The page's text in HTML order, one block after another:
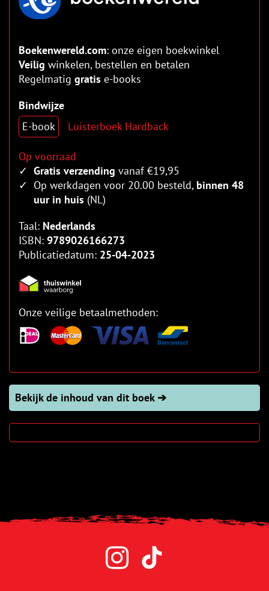
Boekenwereld.com: onze eigen boekwinkel
Veilig winkelen, bestellen en betalen
Regelmatig gratis e-books
Bindwijze
E-book
Luisterboek Hardback
Op voorraad
Gratis verzending vanaf €19,95
Op werkdagen voor 20.00 besteld, binnen 48
uur in huis (NL)
Taal: Nederlands
ISBN: 9789026166273
Publicatiedatum: 25-04-2023
Onze veilige betaalmethoden:
Bekijk de inhoud van dit boek ➔